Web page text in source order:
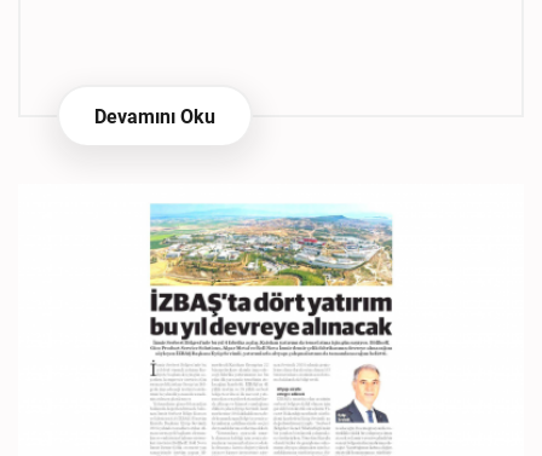
Devamını Oku